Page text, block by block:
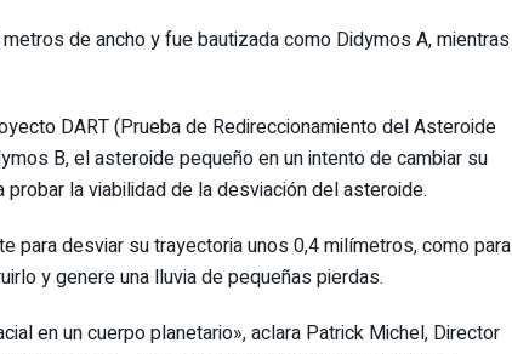
de ancho y fue bautizada como Didymos A, mientras
DART (Prueba de Redireccionamiento del Asteroide
B, el asteroide pequeño en un intento de cambiar su
la viabilidad de la desviación del asteroide.
para desviar su trayectoria unos 0,4 milímetros, como para
y genere una lluvia de pequeñas pierdas.
en un cuerpo planetario», aclara Patrick Michel, Director